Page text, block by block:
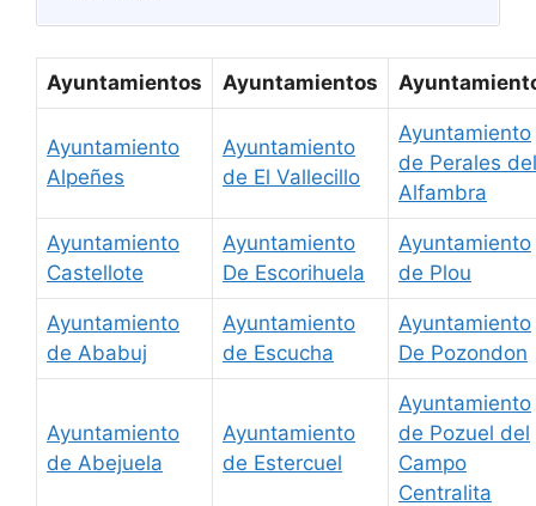
Ayuntamientos Ayuntamientos
Ayuntamiento
Alpeñes
Ayuntamiento
de El Vallecillo
Ayuntamiento
de Perales del
Alfambra
Ayuntamiento
Castellote
Ayuntamiento
De Escorihuela
Ayuntamiento
de Plou
Ayuntamiento
de Ababuj
Ayuntamiento
de Escucha
Ayuntamiento
De Pozondon
Ayuntamiento
de Abejuela
Ayuntamiento
de Estercuel
Ayuntamiento
de Pozuel del
Campo
Centralita